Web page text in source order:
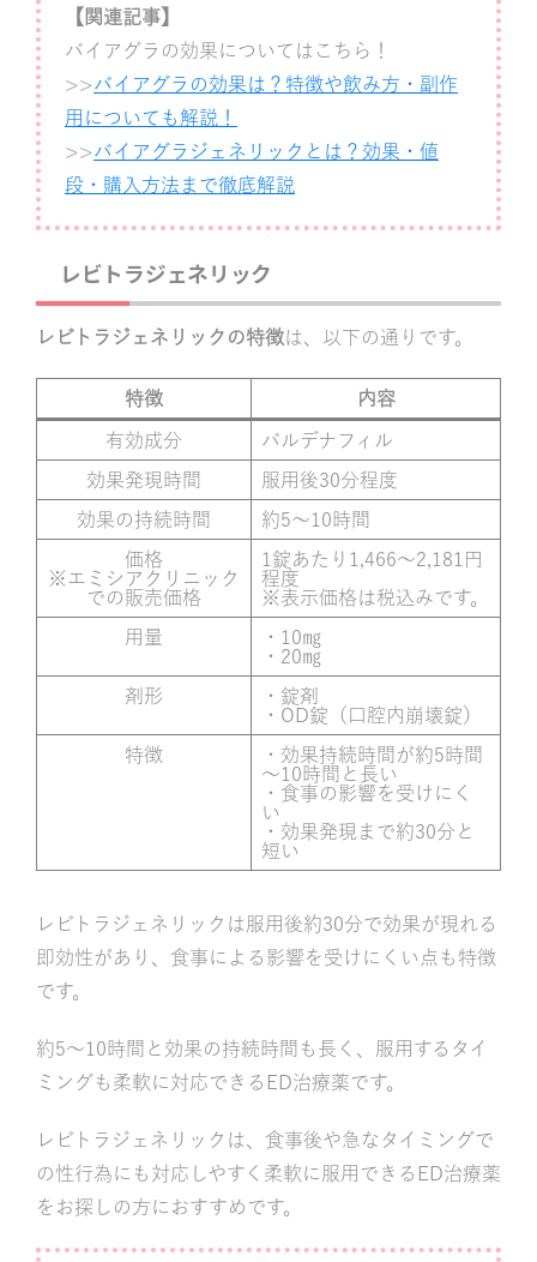
【関連記事】
バイアグラの効果についてはこちら！
>>バイアグラの効果は？特徴や飲み方・副作
用についても解説！
>>バイアグラジェネリックとは？効果・値
段・購入方法まで徹底解説
レビトラジェネリック
レビトラジェネリックの特徴は、以下の通りです。
特徴 内容
有効成分 バルデナフィル
効果発現時間 服用後30分程度
効果の持続時間 約5～10時間
価格
※エミシアクリニック
での販売価格
1錠あたり1,466～2,181円
程度
※表示価格は税込みです。
用量
・10㎎
・20㎎
剤形
・錠剤
・OD錠（口腔内崩壊錠）
特徴
・効果持続時間が約5時間
～10時間と長い
・食事の影響を受けにく
い
・効果発現まで約30分と
短い
レビトラジェネリックは服用後約30分で効果が現れる
即効性があり、食事による影響を受けにくい点も特徴
です。
約5～10時間と効果の持続時間も長く、服用するタイ
ミングも柔軟に対応できるED治療薬です。
レビトラジェネリックは、食事後や急なタイミングで
の性行為にも対応しやすく柔軟に服用できるED治療薬
をお探しの方におすすめです。